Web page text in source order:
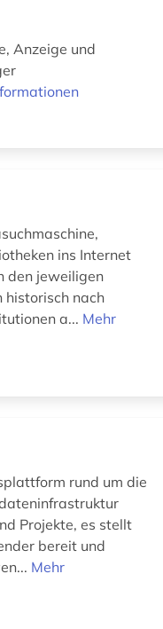
Anzeige und
ins Internet
den jeweiligen
historisch nach
a... Mehr
rund um die
Projekte, es stellt
bereit und
Mehr